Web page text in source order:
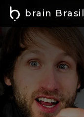
brain Brasil